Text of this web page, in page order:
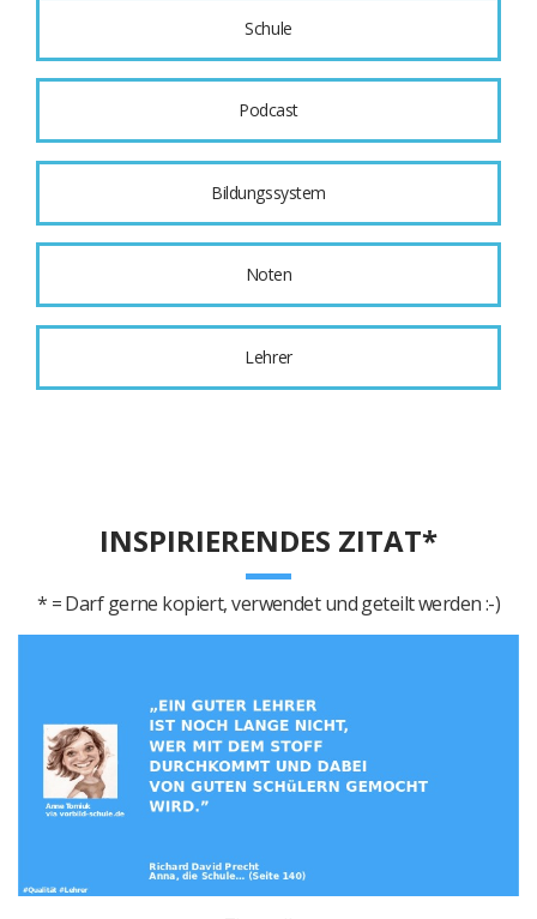
Schule
Podcast
Bildungssystem
Noten
Lehrer
INSPIRIERENDES ZITAT*
* = Darf gerne kopiert, verwendet und geteilt werden :-)